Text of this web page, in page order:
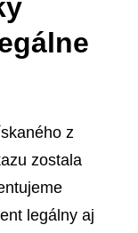
z
zostala
legálny aj